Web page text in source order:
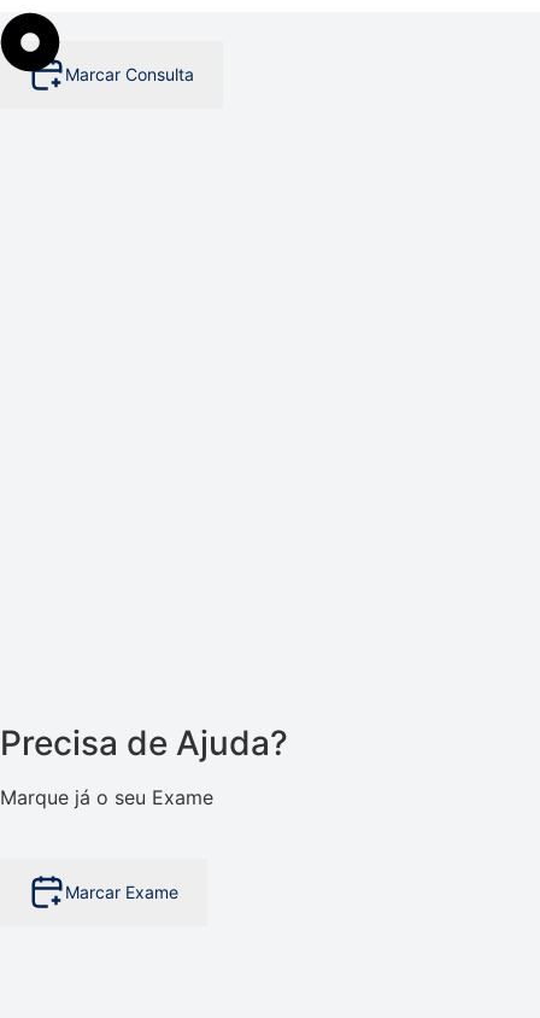
Marcar Consulta
Precisa de Ajuda?
Marque já o seu Exame
Marcar Exame